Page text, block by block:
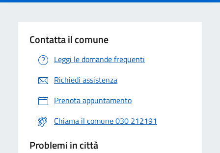
Contatta il comune
Leggi le domande frequenti
Richiedi assistenza
Prenota appuntamento
Chiama il comune 030 212191
Problemi in città